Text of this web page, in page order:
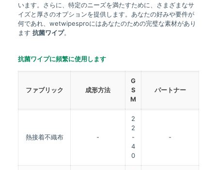
います。さらに、特定のニーズを満たすために、さまざまなサ
イズと厚さのオプションを提供します。あなたの好みや要件が
何であれ、wetwipesproにはあなたのための完璧な素材があり
ます 抗菌ワイプ。
抗菌ワイプに頻繁に使用します
ファブリック 成形方法
G
S
M
パートナー
熱接着不織布 -
2
2
-
4
0
-